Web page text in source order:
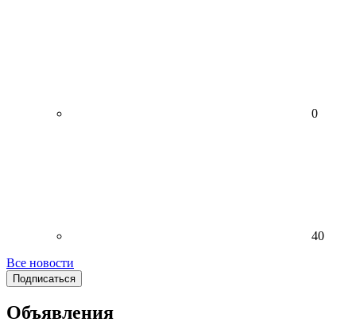
0
40
Все новости
Подписаться
Объявления